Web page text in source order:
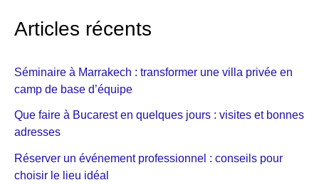
Articles récents
Séminaire à Marrakech : transformer une villa privée en
camp de base d’équipe
Que faire à Bucarest en quelques jours : visites et bonnes
adresses
Réserver un événement professionnel : conseils pour
choisir le lieu idéal